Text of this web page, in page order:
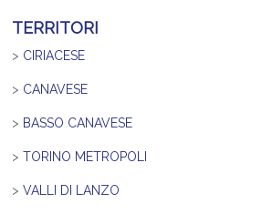
TERRITORI
> CIRIACESE
> CANAVESE
> BASSO CANAVESE
>TORINO METROPOLI
>VALLI DI LANZO